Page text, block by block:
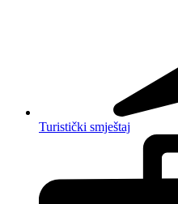
Turistički smještaj